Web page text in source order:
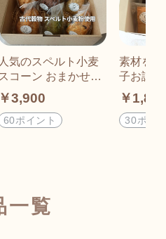
人気のスペルト小麦
スコーン おまかせ９
個セット
￥3,900
60ポイント
素材を
子お試
￥
30ポイ
一覧